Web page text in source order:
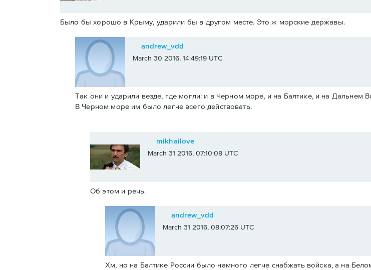
Было бы хорошо в Крыму, ударили бы в другом месте. Это ж морские державы.
andrew_vdd
March 30 2016, 14:49:19 UTC
Так они и ударили везде, где могли: и в Черном море, и на Балтике, и на Дальнем
В Черном море им было легче всего действовать.
mikhailove
March 31 2016, 07:10:08 UTC
Об этом и речь.
andrew_vdd
March 31 2016, 08:07:26 UTC
Хм, но на Балтике России было намного легче снабжать войска, а на